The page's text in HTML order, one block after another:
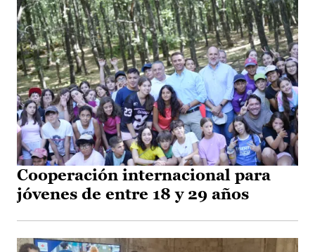
Cooperación internacional para
jóvenes de entre 18 y 29 años